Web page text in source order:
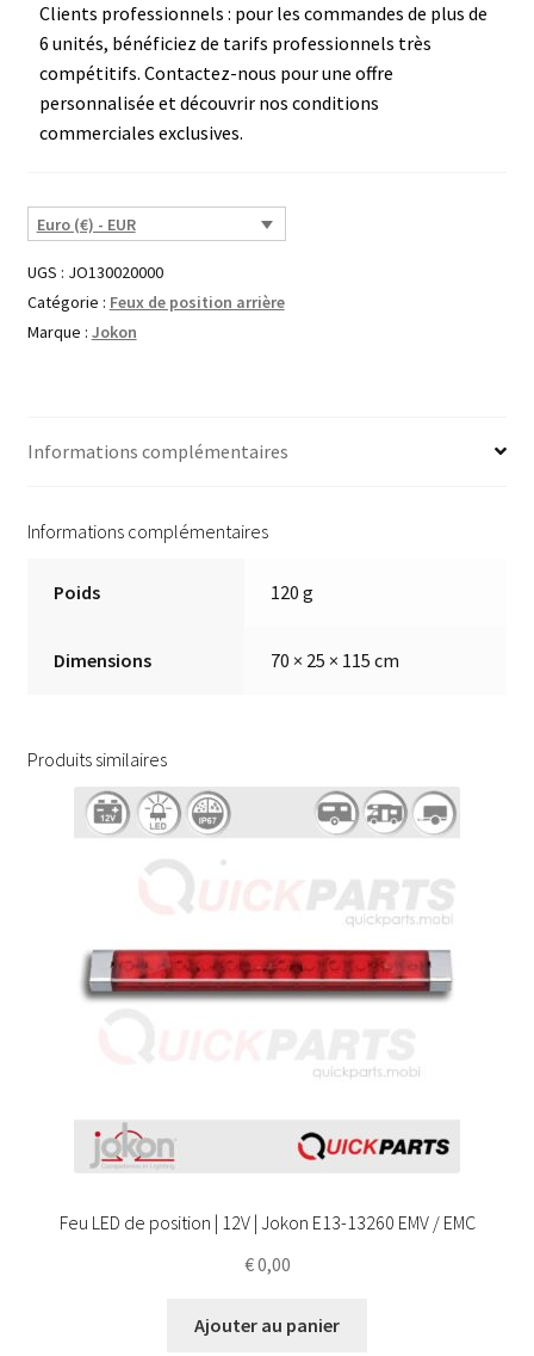
Clients professionnels : pour les commandes de plus de
6 unités, bénéficiez de tarifs professionnels très
compétitifs. Contactez-nous pour une offre
personnalisée et découvrir nos conditions
commerciales exclusives.
Euro (€) - EUR
UGS : JO130020000
Catégorie : Feux de position arrière
Marque : Jokon
Informations complémentaires
Informations complémentaires
Poids 120 g
Dimensions 70 × 25 × 115 cm
Produits similaires
Feu LED de position | 12V | Jokon E13-13260 EMV / EMC
€0,00
Ajouter au panier